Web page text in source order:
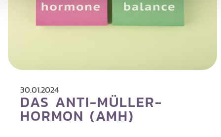
30.01.2024
DAS ANTI-MÜLLER-
HORMON (AMH)